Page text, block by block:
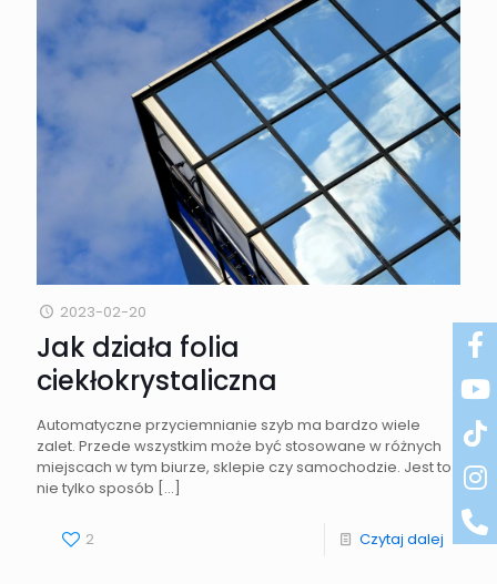
2023-02-20
Jak działa folia
ciekłokrystaliczna
Automatyczne przyciemnianie szyb ma bardzo wiele
zalet. Przede wszystkim może być stosowane w różnych
miejscach w tym biurze, sklepie czy samochodzie. Jest to
nie tylko sposób […]
2 Czytaj dalej